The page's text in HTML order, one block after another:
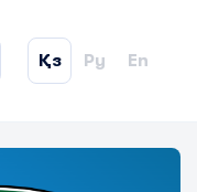
Қз
Ру En